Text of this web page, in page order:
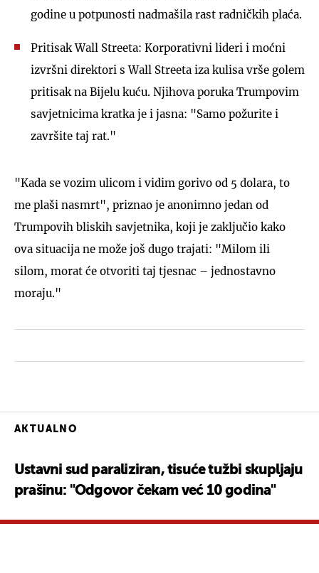
godine u potpunosti nadmašila rast radničkih plaća.
Pritisak Wall Streeta: Korporativni lideri i moćni
izvršni direktori s Wall Streeta iza kulisa vrše golem
pritisak na Bijelu kuću. Njihova poruka Trumpovim
savjetnicima kratka je i jasna: "Samo požurite i
završite taj rat."
"Kada se vozim ulicom i vidim gorivo od 5 dolara, to
me plaši nasmrt", priznao je anonimno jedan od
Trumpovih bliskih savjetnika, koji je zaključio kako
ova situacija ne može još dugo trajati: "Milom ili
silom, morat će otvoriti taj tjesnac – jednostavno
moraju."
AKTUALNO
Ustavni sud paraliziran, tisuće tužbi skupljaju
prašinu: "Odgovor čekam već 10 godina"